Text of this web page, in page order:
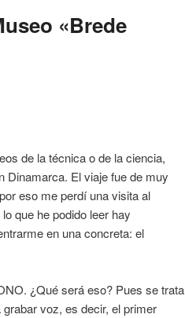
«Brede
de la técnica o de la ciencia,
Dinamarca. El viaje fue de muy
eso me perdí una visita al
lo que he podido leer hay
en una concreta: el
¿Qué será eso? Pues se trata
voz, es decir, el primer